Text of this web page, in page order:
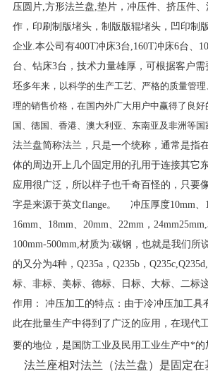
压圆片,方形法兰盘,垫片，冲压件、挤压件、
作，印刷制版堵头，制版版辊堵头，凹印制
企业.本公司有400T冲床3台,160T冲床6台、
台、钻床3台，技术力量雄厚，可根据客户
坯多年来，以科学的生产工艺、严格的质量管
理的销售价格，在国内外广大用户中赢得了良
国、德国、香港、澳大利亚、东南亚及非洲等
法兰盘简称法兰，只是一个统称，通常是指
体的周边开上几个固定用的孔用于连接其它
应用很广泛，所以样子也千奇百怪的，只要
字是来源于英文flange。 冲压厚度10mm、
16mm、18mm、20mm、22mm，
100mm-500mm,材质为:碳钢，也就是我们所
的又分为4种，Q235a，Q235b，
标、非标、美标、德标、日标、大标、二标
作用： 冲压加工的特点：由于冷冲压加工具
此在批量生产中得到了广泛的应用，在现代
要的地位，是国防工业及民用工业生产中*的
法兰座相对法兰（法兰盘）是固定在